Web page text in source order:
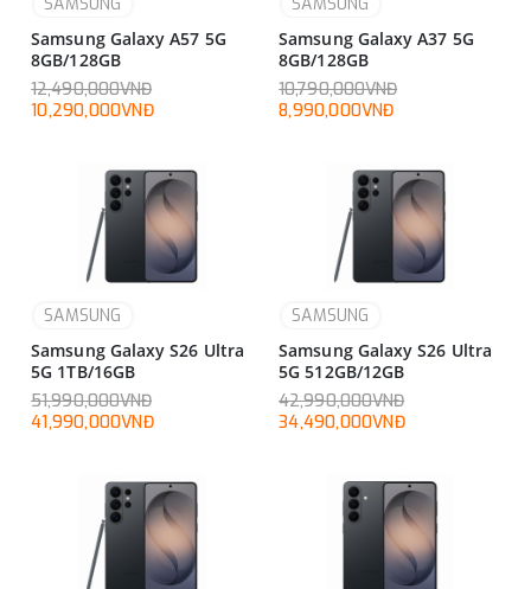
Samsung Galaxy A57 5G
8GB/128GB
12,490,000VNĐ
10,290,000VNĐ
Samsung Galaxy A37 5G
8GB/128GB
10,790,000VNĐ
8,990,000VNĐ
SAMSUNG
Samsung Galaxy S26 Ultra
5G 1TB/16GB
51,990,000VNĐ
41,990,000VNĐ
SAMSUNG
Samsung Galaxy S26 Ultra
5G 512GB/12GB
42,990,000VNĐ
34,490,000VNĐ